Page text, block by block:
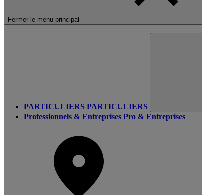
Fermer le menu principal
PARTICULIERS PARTICULIERS
Professionnels & Entreprises Pro & Entreprises